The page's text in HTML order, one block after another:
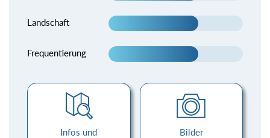
Landschaft
Frequentierung
Infos und
Bilder